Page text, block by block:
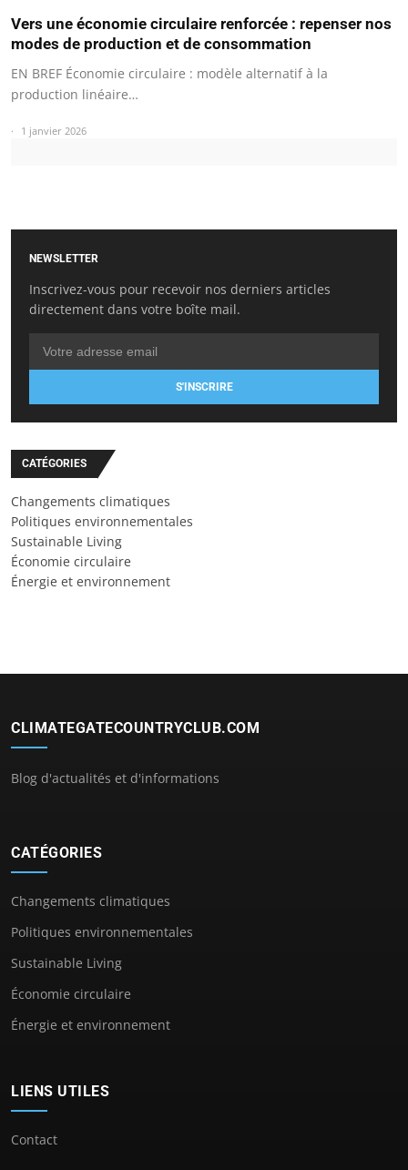
Vers une économie circulaire renforcée : repenser nos
modes de production et de consommation
EN BREF Économie circulaire : modèle alternatif à la
production linéaire…
1 janvier 2026
NEWSLETTER
Inscrivez-vous pour recevoir nos derniers articles
directement dans votre boîte mail.
S'INSCRIRE
CATÉGORIES
Changements climatiques
Politiques environnementales
Sustainable Living
Économie circulaire
Énergie et environnement
CLIMATEGATECOUNTRYCLUB.COM
Blog d'actualités et d'informations
CATÉGORIES
Changements climatiques
Politiques environnementales
Sustainable Living
Économie circulaire
Énergie et environnement
LIENS UTILES
Contact